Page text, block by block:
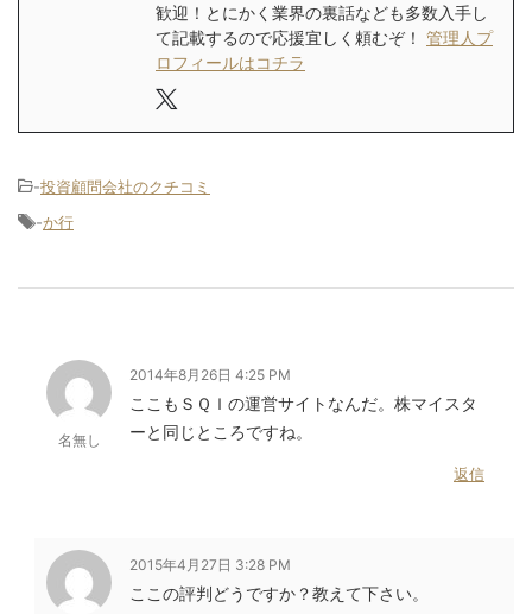
歓迎！とにかく業界の裏話なども多数入手し
て記載するので応援宜しく頼むぞ！ 管理人プ
ロフィールはコチラ
-投資顧問会社のクチコミ
-か行
名無し
2014年8月26日 4:25 PM
ここもＳＱＩの運営サイトなんだ。株マイスタ
ーと同じところですね。
返信
2015年4月27日 3:28 PM
ここの評判どうですか？教えて下さい。